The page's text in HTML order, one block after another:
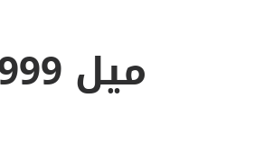
0 – 1999 ميل